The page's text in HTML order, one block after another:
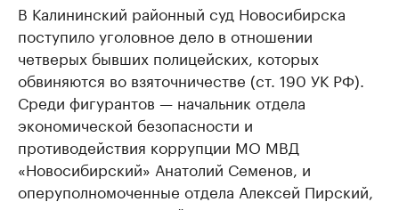
В Калининский районный суд Новосибирска
поступило уголовное дело в отношении
четверых бывших полицейских, которых
обвиняются во взяточничестве (ст. 190 УК РФ).
Среди фигурантов — начальник отдела
экономической безопасности и
противодействия коррупции МО МВД
«Новосибирский» Анатолий Семенов, и
оперуполномоченные отдела Алексей Пирский,